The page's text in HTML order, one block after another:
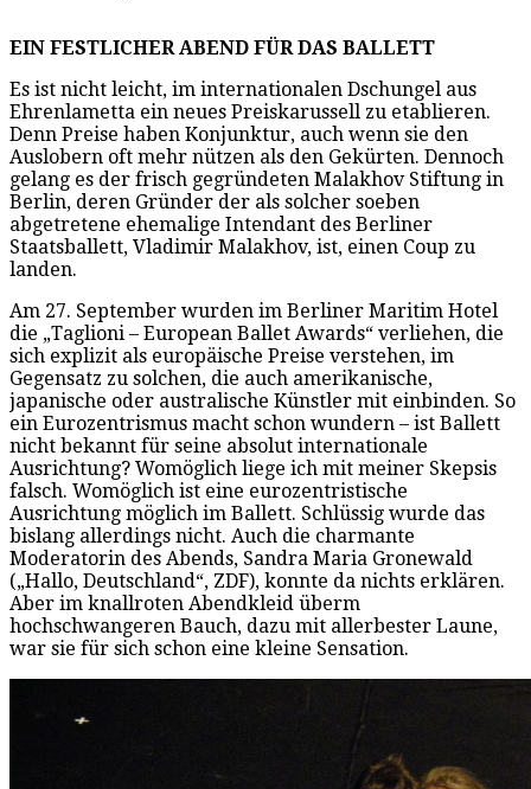
EIN FESTLICHER ABEND FÜR DAS BALLETT
Es ist nicht leicht, im internationalen Dschungel aus
Ehrenlametta ein neues Preiskarussell zu etablieren.
Denn Preise haben Konjunktur, auch wenn sie den
Auslobern oft mehr nützen als den Gekürten. Dennoch
gelang es der frisch gegründeten Malakhov Stiftung in
Berlin, deren Gründer der als solcher soeben
abgetretene ehemalige Intendant des Berliner
Staatsballett, Vladimir Malakhov, ist, einen Coup zu
landen.
Am 27. September wurden im Berliner Maritim Hotel
die „Taglioni – European Ballet Awards“ verliehen, die
sich explizit als europäische Preise verstehen, im
Gegensatz zu solchen, die auch amerikanische,
japanische oder australische Künstler mit einbinden. So
ein Eurozentrismus macht schon wundern – ist Ballett
nicht bekannt für seine absolut internationale
Ausrichtung? Womöglich liege ich mit meiner Skepsis
falsch. Womöglich ist eine eurozentristische
Ausrichtung möglich im Ballett. Schlüssig wurde das
bislang allerdings nicht. Auch die charmante
Moderatorin des Abends, Sandra Maria Gronewald
(„Hallo, Deutschland“, ZDF), konnte da nichts erklären.
Aber im knallroten Abendkleid überm
hochschwangeren Bauch, dazu mit allerbester Laune,
war sie für sich schon eine kleine Sensation.